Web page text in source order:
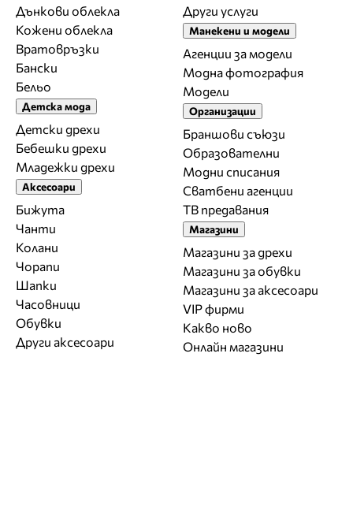
Дънкови облекла
Кожени облекла
Вратовръзки
Бански
Бельо
Детска мода
Детски дрехи
Бебешки дрехи
Младежки дрехи
Аксесоари
Бижута
Чанти
Колани
Чорапи
Шапки
Часовници
Обувки
Други аксесоари
Други услуги
Манекени и модели
Агенции за модели
Модна фотография
Модели
Организации
Браншови съюзи
Образователни
Модни списания
Сватбени агенции
ТВ предавания
Магазини
Магазини за дрехи
Магазини за обувки
Магазини за aксесоари
VIP фирми
Какво ново
Онлайн магазини